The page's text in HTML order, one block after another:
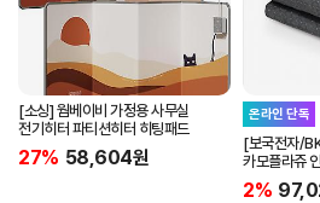
[소싱] 웜베이비 가정용 사무실
전기히터 파티션히터 히팅패드
27% 58,604원
온라인 단독
[보국전자/
카모플라쥬
9511S (싱글)
2%